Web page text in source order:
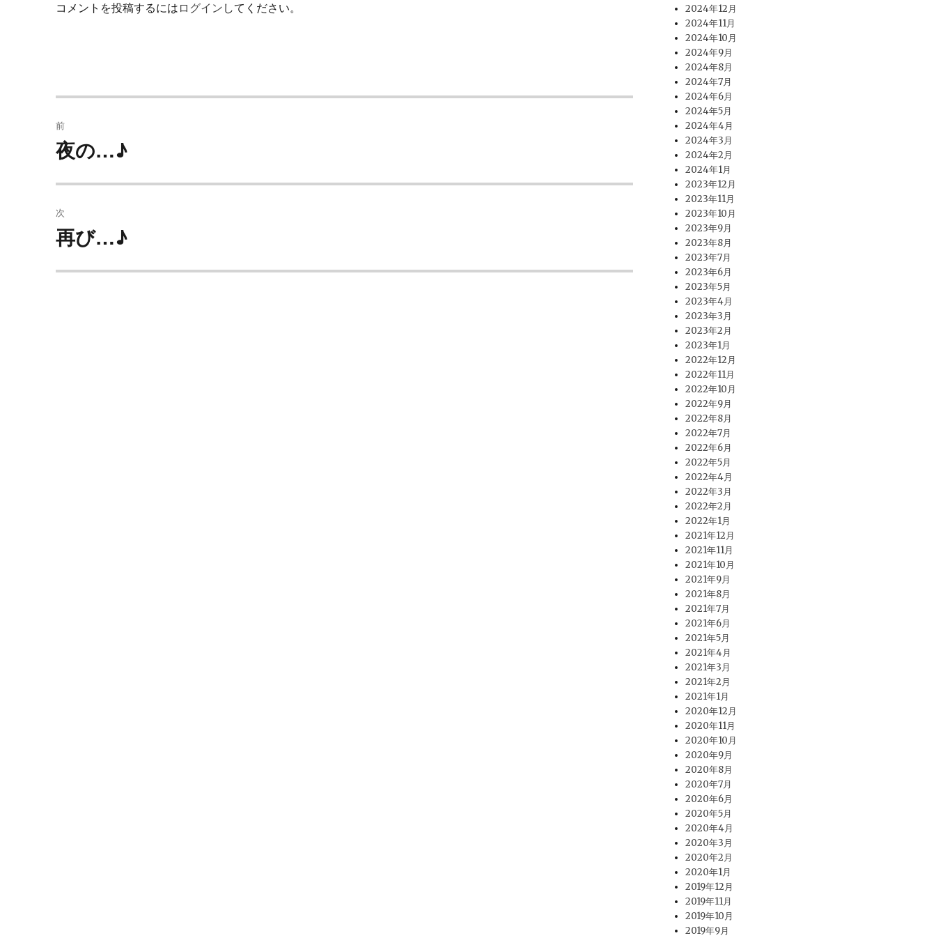
コメントを投稿するには ログイン してください。
稿
ゲ
前
過
の
投
稿:
夜の…♪
次
次
投
再び…♪
2024年12月
2024年11月
2024年10月
2024年9月
2024年8月
2024年7月
2024年6月
2024年5月
2024年4月
2024年3月
2024年2月
2024年1月
2023年12月
2023年11月
2023年10月
2023年9月
2023年8月
2023年7月
2023年6月
2023年5月
2023年4月
2023年3月
2023年2月
2023年1月
2022年12月
2022年11月
2022年10月
2022年9月
2022年8月
2022年7月
2022年6月
2022年5月
2022年4月
2022年3月
2022年2月
2022年1月
2021年12月
2021年11月
2021年10月
2021年9月
2021年8月
2021年7月
2021年6月
2021年5月
2021年4月
2021年3月
2021年2月
2021年1月
2020年12月
2020年11月
2020年10月
2020年9月
2020年8月
2020年7月
2020年6月
2020年5月
2020年4月
2020年3月
2020年2月
2020年1月
2019年12月
2019年11月
2019年10月
2019年9月